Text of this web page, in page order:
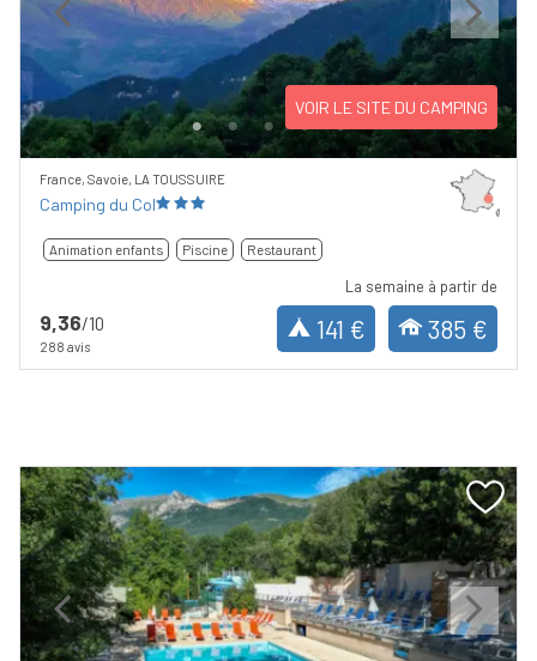
Previous Next
VOIR LE SITE DU CAMPING
France, Savoie, LA TOUSSUIRE
Camping du Col
Animation enfants Piscine Restaurant
9,36/10
288 avis
La semaine à partir de
141 € 385 €
Previous Next